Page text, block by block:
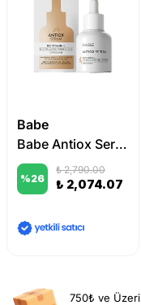
Babe
Babe Antiox Serum 30 ml
%26
₺ 2,790.00
₺ 2,074.07
750₺ ve Üzeri